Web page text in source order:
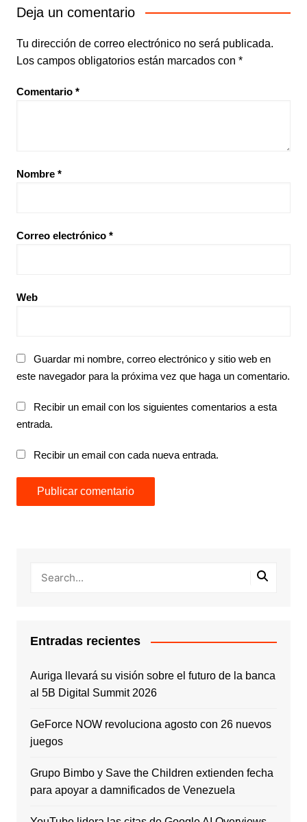
Deja un comentario
Tu dirección de correo electrónico no será publicada.
Los campos obligatorios están marcados con *
Comentario *
Nombre *
Correo electrónico *
Web
Guardar mi nombre, correo electrónico y sitio web en
este navegador para la próxima vez que haga un comentario.
Recibir un email con los siguientes comentarios a esta
entrada.
Recibir un email con cada nueva entrada.
Entradas recientes
Auriga llevará su visión sobre el futuro de la banca
al 5B Digital Summit 2026
GeForce NOW revoluciona agosto con 26 nuevos
juegos
Grupo Bimbo y Save the Children extienden fecha
para apoyar a damnificados de Venezuela